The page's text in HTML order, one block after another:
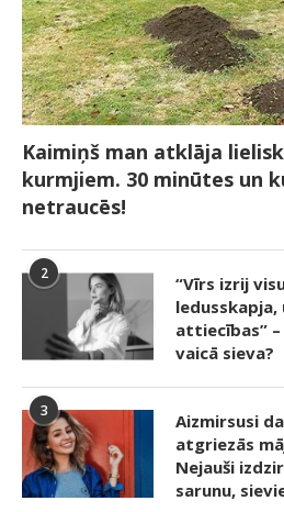
Kaimiņš man atklāja
kurmjiem. 30 minūtes un
netraucēs!
2
“Vīrs izrij
ledusskapja,
attiecības”
vaicā sieva?
3
Aizmirsusi
atgriezās
Nejauši
sarunu,